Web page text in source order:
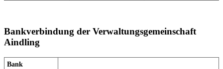
Bankverbindung der Verwaltungsgemeinschaft
Aindling
Bank